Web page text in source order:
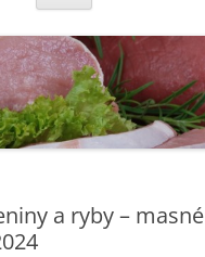
a ryby – masné